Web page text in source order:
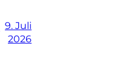
9. Juli
2026